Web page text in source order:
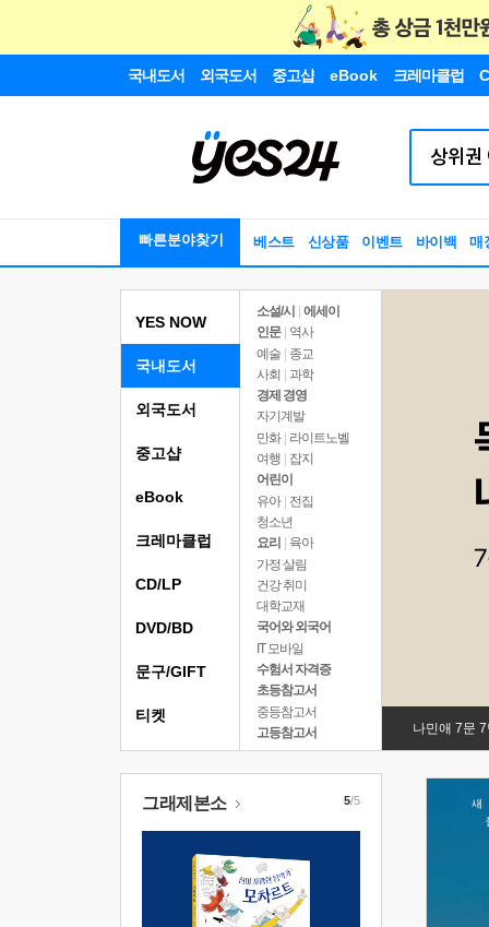
국내도서 외국도서 중고샵 eBook 크레마클럽
빠른분야찾기 베스트 신상품 이벤트 바이백 매
YES NOW
국내도서
소설/시
에세이
인문
역사
예술 | 종교
사회 | 과학
경제 경영
자기계발
만화 | 라이트노벨
여행
잡지
어린이
유아 | 전집
청소년
요리
육아
가정 살림
건강 취미
대학교재
국어와 외국어
IT 모바일
수험서 자격증
초등참고서
중등참고서
고등참고서
나민애 7문
외국도서
중고샵
eBook
크레마클럽
CD/LP
DVD/BD
문구/GIFT
티켓
그래제본소 5/5